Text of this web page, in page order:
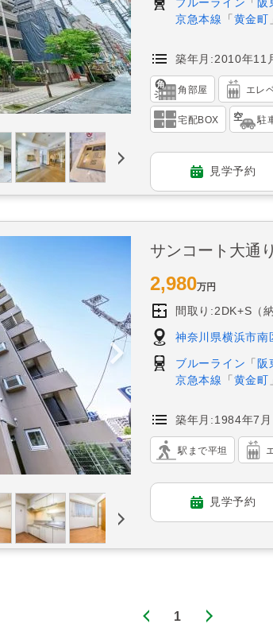
京急本線
「 黄金町
築年月:2010年11
角部屋 エレ
宅配BOX 駐
見学予約
サンコート大通
2,980万円
間取り:2DK+S（納
神奈川県横浜市南
ブルーライン 「 阪
京急本線
「 黄金町
築年月:1984年7月
駅まで平坦
見学予約
1